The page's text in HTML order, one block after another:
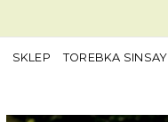
SKLEP TOREBKA SINSAY